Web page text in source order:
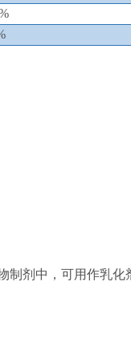
剂中，可用作乳